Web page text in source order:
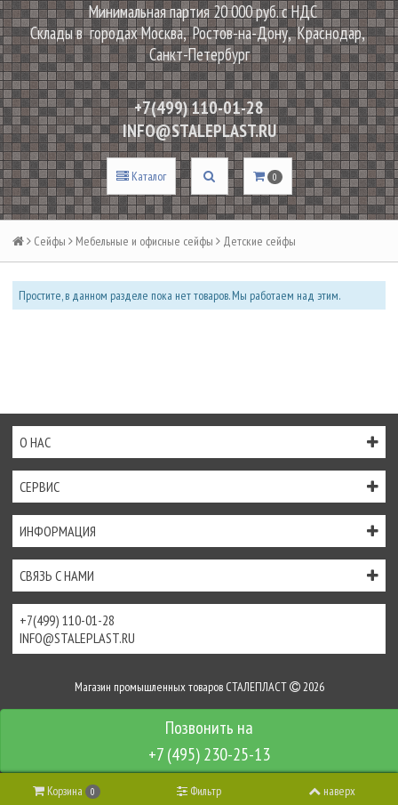
+7 (495) 230-25-13
Минимальная партия 20 000 руб. с НДС
Склады в городах Москва, Ростов-на-Дону, Краснодар,
Санкт-Петербург
+7(499) 110-01-28
INFO@STALEPLAST.RU
Каталог 0
Сейфы Мебельные и офисные сейфы Детские сейфы
Простите, в данном разделе пока нет товаров. Мы работаем над этим.
О НАС
СЕРВИС
ИНФОРМАЦИЯ
СВЯЗЬ С НАМИ
+7(499) 110-01-28
INFO@STALEPLAST.RU
Магазин промышленных товаров СТАЛЕПЛАСТ 2026
Интернет-магазин создан наInSales
Корзина 0 Фильтр наверх